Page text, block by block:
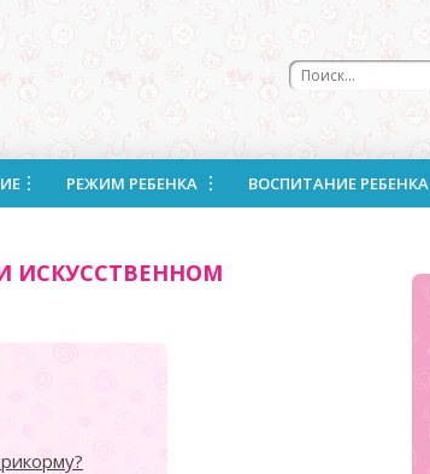
РЕЖИМ РЕБЕНКА ВОСПИТАНИЕ РЕБЕНКА
ИСКУССТВЕННОМ